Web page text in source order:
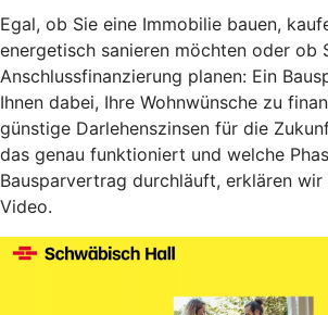
Egal, ob Sie eine Immobilie bauen,
energetisch sanieren möchten oder ob
Anschlussfinanzierung planen: Ein
Ihnen dabei, Ihre Wohnwünsche zu
günstige Darlehenszinsen für die
das genau funktioniert und welche
Bausparvertrag durchläuft, erklären wir
Video.